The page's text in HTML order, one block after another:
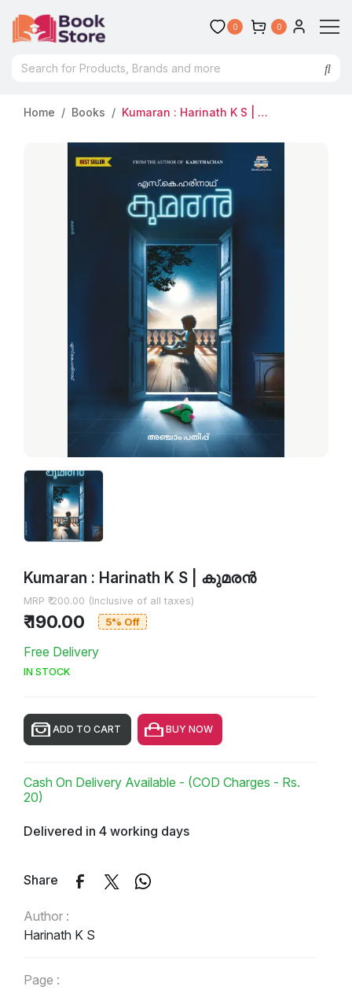
0 0
Home Books Kumaran : Harinath K S | കുമരൻ
Kumaran : Harinath K S | കുമരൻ
MRP ₹ 200.00 (Inclusive of all taxes)
₹ 190.00 5% Off
Free Delivery
IN STOCK
ADD TO CART BUY NOW
Cash On Delivery Available - (COD Charges - Rs.
20)
Delivered in 4 working days
Share
Author :
Harinath K S
Page :